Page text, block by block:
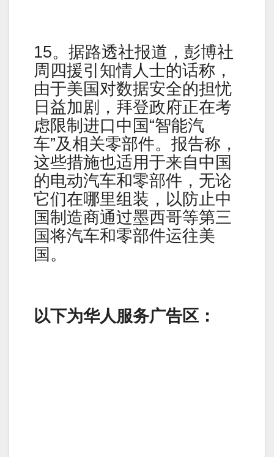
15。据路透社报道，彭博社
周四援引知情人士的话称，
由于美国对数据安全的担忧
日益加剧，拜登政府正在考
虑限制进口中国“智能汽
车”及相关零部件。报告称，
这些措施也适用于来自中国
的电动汽车和零部件，无论
它们在哪里组装，以防止中
国制造商通过墨西哥等第三
国将汽车和零部件运往美
国。
以下为华人服务广告区：